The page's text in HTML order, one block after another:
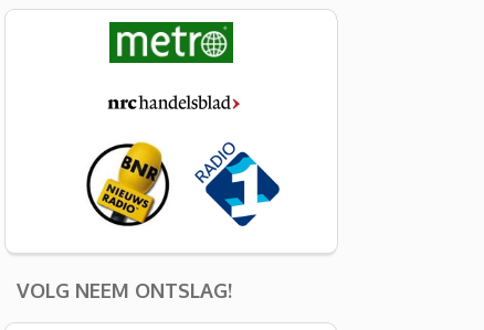
VOLG NEEM ONTSLAG!